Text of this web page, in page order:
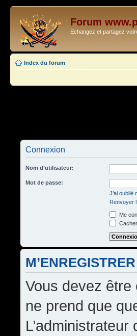
Forum
Echangez et partagez
Index du forum
Connexion
Nom d’utilisateur:
Mot de passe:
J’ai oublié
Renvoyer
Me
M’ENREGISTRER
Vous devez être
ne prend que